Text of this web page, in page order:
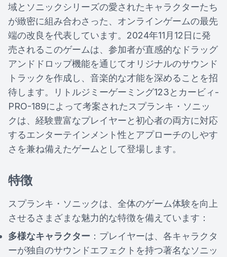
域とソニックシリーズの愛されたキャラクターたち
が緻密に組み合わさった、オンラインゲームの最先
端の改良を代表しています。2024年11月12日に発
売されるこのゲームは、参加者が直感的なドラッグ
アンドドロップ機能を通じてオリジナルのサウンド
トラックを作成し、音楽的な才能を深めることを招
待します。リトルジミーゲーミング123とカービィ-
PRO-189によって考案されたスプランキ・ソニッ
クは、経験豊富なプレイヤーと初心者の両方に対応
するエンターテインメント性とアプローチのしやす
さを兼ね備えたゲームとして登場します。
特徴
スプランキ・ソニックは、全体のゲーム体験を向上
させるさまざまな魅力的な特徴を備えています：
多様なキャラクター ：プレイヤーは、各キャラクタ
ーが独自のサウンドエフェクトを持つ著名なソニッ